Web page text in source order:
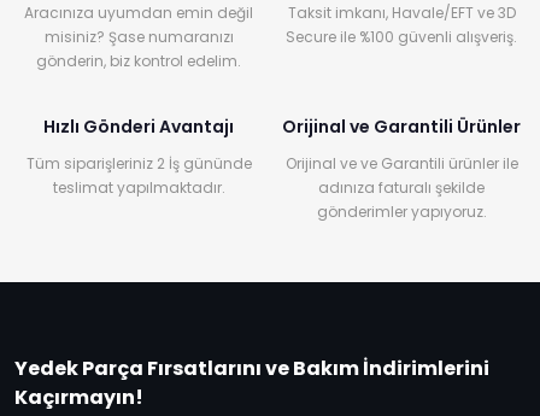
Aracınıza uyumdan emin değil
misiniz? Şase numaranızı
gönderin, biz kontrol edelim.
Taksit imkanı, Havale/EFT ve 3D
Secure ile %100 güvenli alışveriş.
Hızlı Gönderi Avantajı
Tüm siparişleriniz 2 İş gününde
teslimat yapılmaktadır.
Orijinal ve Garantili Ürünler
Orijinal ve ve Garantili ürünler ile
adınıza faturalı şekilde
gönderimler yapıyoruz.
Yedek Parça Fırsatlarını ve Bakım İndirimlerini
Kaçırmayın!